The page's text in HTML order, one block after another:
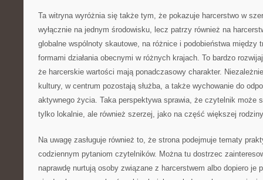
Ta witryna wyróżnia się także tym, że pokazuje harcerstwo w
wyłącznie na jednym środowisku, lecz patrzy również na
globalne wspólnoty skautowe, na różnice i podobieństwa między
formami działania obecnymi w różnych krajach. To bardzo
że harcerskie wartości mają ponadczasowy charakter.
kultury, w centrum pozostają służba, a także wychowanie do
aktywnego życia. Taka perspektywa sprawia, że czytelnik może
tylko lokalnie, ale również szerzej, jako na część większej
Na uwagę zasługuje również to, że strona podejmuje tematy
codziennym pytaniom czytelników. Można tu dostrzec
naprawdę nurtują osoby związane z harcerstwem albo dopiero je